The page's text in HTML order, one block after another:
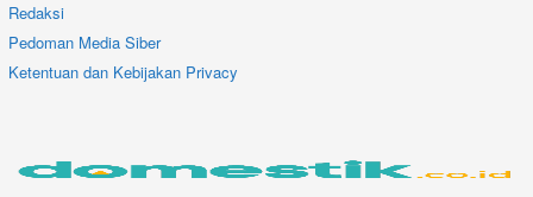
Redaksi
Pedoman Media Siber
Ketentuan dan Kebijakan Privacy